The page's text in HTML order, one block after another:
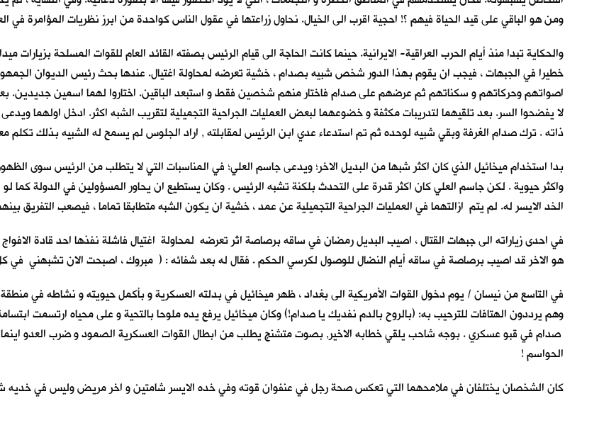
ومن هو الباقي على قيد الحياة فيهم ؟! احجية اقرب الى الخيال. نحاول زراعتها في عقول الناس كواحدة من ابرز نظريات المؤامرة
والحكاية تبدا منذ أيام الحرب العراقية- الايرانية. حينما كانت الحاجة الى قيام الرئيس بصفته القائد العام للقوات المسلحة
خطيرا في الجبهات ، فيجب ان يقوم بهذا الدور شخص شبيه بصدام ، خشية تعرضه لمحاولة اغتيال. عندها بحث رئيس الديوان
اصواتهم وحركاتهم و سكناتهم ثم عرضهم على صدام فاختار منهم شخصين فقط و استبعد الباقين. اختاروا لهما اسمين جديدين.
لا يفضحوا السر. بعد تلقيهما لتدريبات مكثفة و خضوعهما لبعض العمليات الجراحية التجميلية لتقريب الشبه اكثر. ادخل اولهما
ذاته . ترك صدام الغرفة وبقي شبيه لوحده ثم تم استدعاء عدي ابن الرئيس لمقابلته , اراد الجلوس لم يسمح له الشبيه بذلك تكلم
بدا استخدام ميخائيل الذي كان اكثر شبها من البديل الاخر؛ ويدعى جاسم العلي؛ في المناسبات التي لا يتطلب من الرئيس سوى
واكثر حيوية . لكن جاسم العلي كان اكثر قدرة على التحدث بلكنة تشبه الرئيس . وكان يستطيع ان يحاور المسؤولين في الدولة كما
الخد الايسر له. لم يتم ازالتهما في العمليات الجراحية التجميلية عن عمد ، خشية ان يكون الشبه متطابقا تماما ، فيصعب التفريق
في احدى زياراته الى جبهات القتال ، اصيب البديل رمضان في ساقه برصاصة اثر تعرضه لمحاولة اغتيال فاشلة نفذها احد قادة
هو الاخر قد اصيب برصاصة في ساقه أيام النضال للوصول لكرسي الحكم . فقال له بعد شفائه : ( مبروك ، اصبحت الان تشبهني
في التاسع من نيسان / يوم دخول القوات الأمريكية الى بغداد ، ظهر ميخائيل في بدلته العسكرية و بأكمل حيويته و نشاطه في
وهم يرددون الهتافات للترحيب به: (بالروح بالدم نفديك يا صدام!) وكان ميخائيل يرفع يده ملوحا بالتحية و على محياه ارتسمت
صدام في قبو عسكري . بوجه شاحب يلقي خطابه الاخير, بصوت متشنج يطلب من ابطال القوات العسكرية الصمود و ضرب العدو اينما
الحواسم !
كان الشخصان يختلفان في ملامحهما التي تعكس صحة رجل في عنفوان قوته وفي خده الايسر شامتين و اخر مريض وليس في خديه